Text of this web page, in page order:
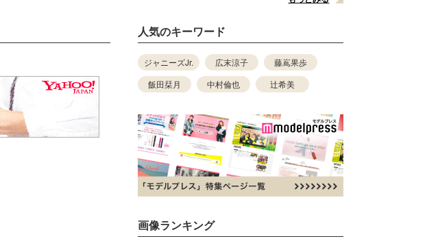
人気のキーワード
ジャニーズJr. 広末涼子
藤嶌果歩
飯田栞月
中村倫也 辻希美
画像ランキング